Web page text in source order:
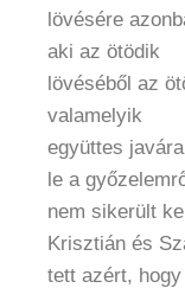
lövésére
aki az ötödik
lövéséből az
valamelyik
együttes
le a
nem sikerült
Krisztián és
tett azért,